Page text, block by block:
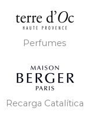
Perfumes
Recarga Catalítica